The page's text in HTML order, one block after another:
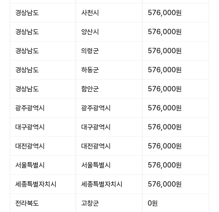
경상남도 사천시 576,000원
경상남도 양산시 576,000원
경상남도 의령군 576,000원
경상남도 하동군 576,000원
경상남도 함안군 576,000원
광주광역시 광주광역시 576,000원
대구광역시 대구광역시 576,000원
대전광역시 대전광역시 576,000원
서울특별시 서울특별시 576,000원
세종특별자치시 세종특별자치시 576,000원
전라북도 고창군 0원